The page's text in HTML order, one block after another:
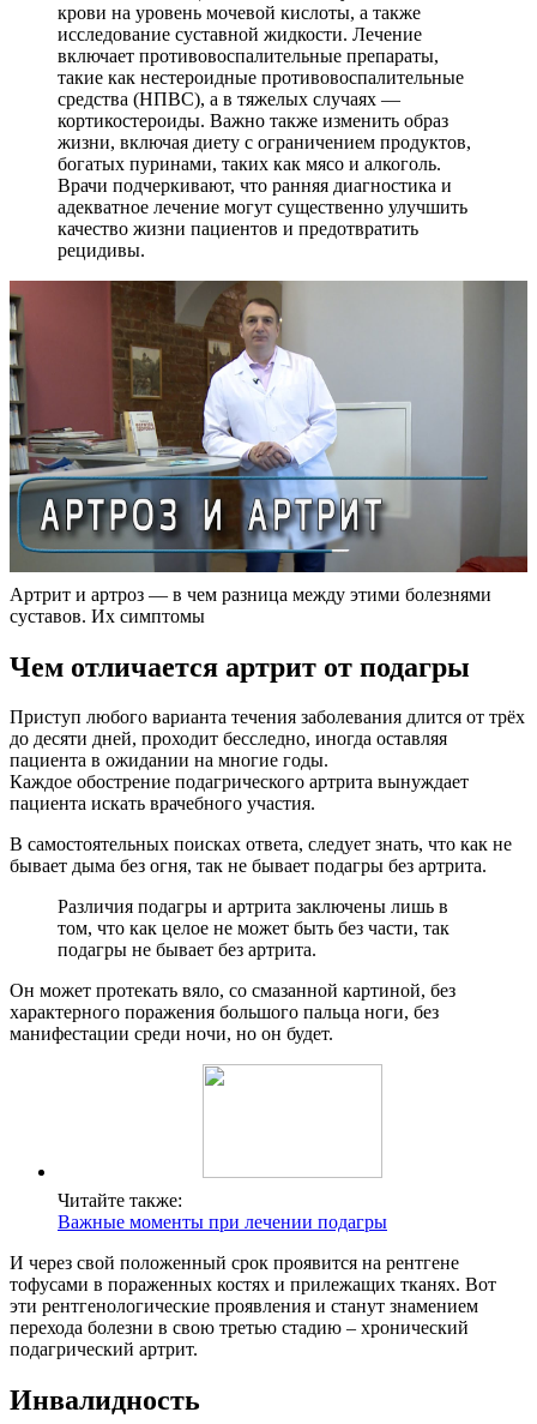
крови на уровень мочевой кислоты, а также
исследование суставной жидкости. Лечение
включает противовоспалительные препараты,
такие как нестероидные противовоспалительные
средства (НПВС), а в тяжелых случаях —
кортикостероиды. Важно также изменить образ
жизни, включая диету с ограничением продуктов,
богатых пуринами, таких как мясо и алкоголь.
Врачи подчеркивают, что ранняя диагностика и
адекватное лечение могут существенно улучшить
качество жизни пациентов и предотвратить
рецидивы.
Артрит и артроз — в чем разница между этими болезнями
суставов. Их симптомы
Чем отличается артрит от подагры
Приступ любого варианта течения заболевания длится от трёх
до десяти дней, проходит бесследно, иногда оставляя
пациента в ожидании на многие годы.
Каждое обострение подагрического артрита вынуждает
пациента искать врачебного участия.
В самостоятельных поисках ответа, следует знать, что как не
бывает дыма без огня, так не бывает подагры без артрита.
Различия подагры и артрита заключены лишь в
том, что как целое не может быть без части, так
подагры не бывает без артрита.
Он может протекать вяло, со смазанной картиной, без
характерного поражения большого пальца ноги, без
манифестации среди ночи, но он будет.
Читайте также:
Важные моменты при лечении подагры
И через свой положенный срок проявится на рентгене
тофусами в пораженных костях и прилежащих тканях. Вот
эти рентгенологические проявления и станут знамением
перехода болезни в свою третью стадию – хронический
подагрический артрит.
Инвалидность